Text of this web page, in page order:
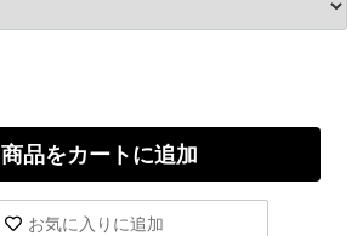
商品をカートに追加
お気に入りに追加